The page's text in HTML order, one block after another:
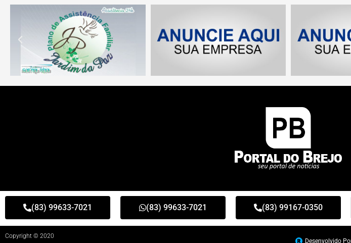
(83) 99633-7021 (83) 99633-7021 (83) 99167-0350
Copyright © 2020
Desenvolvido